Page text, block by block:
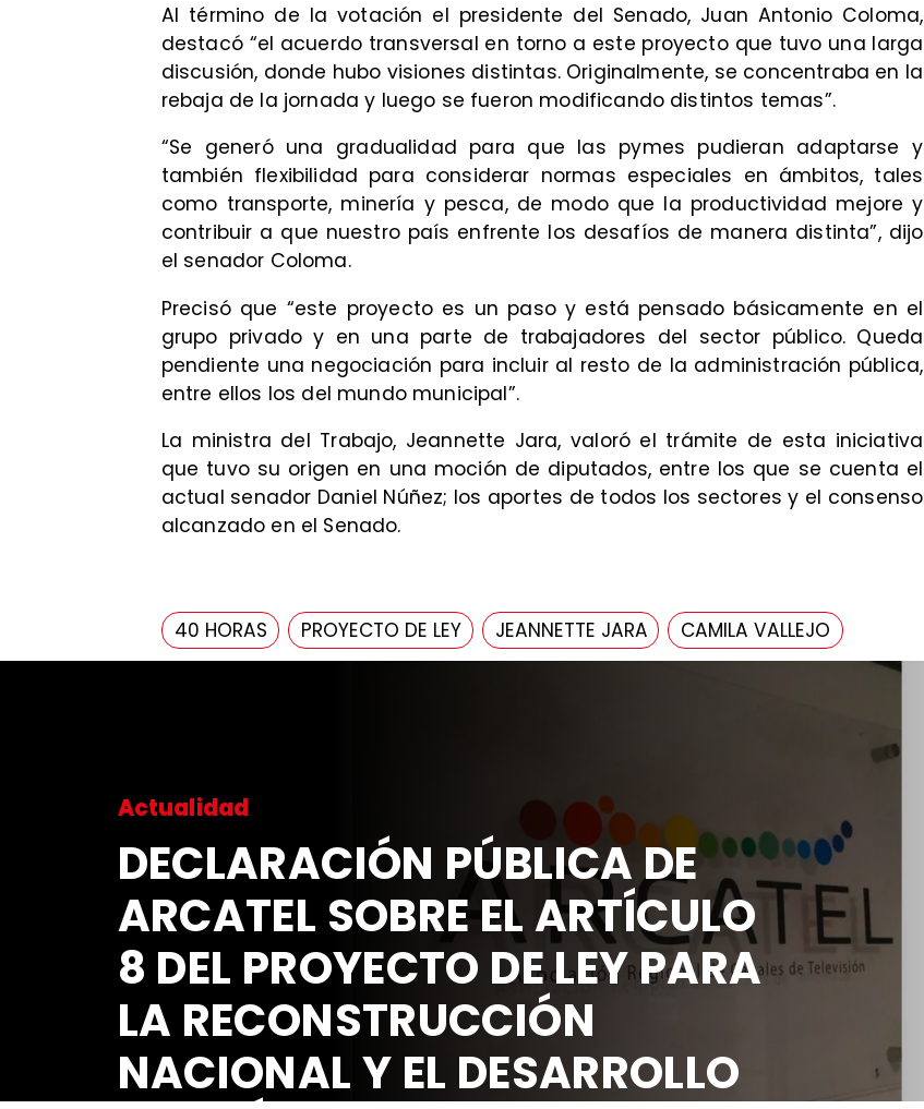
Al término de la votación el presidente del Senado, Juan Antonio Coloma,
destacó “el acuerdo transversal en torno a este proyecto que tuvo una larga
discusión, donde hubo visiones distintas. Originalmente, se concentraba en la
rebaja de la jornada y luego se fueron modificando distintos temas”.
“Se generó una gradualidad para que las pymes pudieran adaptarse y
también flexibilidad para considerar normas especiales en ámbitos, tales
como transporte, minería y pesca, de modo que la productividad mejore y
contribuir a que nuestro país enfrente los desafíos de manera distinta”, dijo
el senador Coloma.
Precisó que “este proyecto es un paso y está pensado básicamente en el
grupo privado y en una parte de trabajadores del sector público. Queda
pendiente una negociación para incluir al resto de la administración pública,
entre ellos los del mundo municipal”.
La ministra del Trabajo, Jeannette Jara, valoró el trámite de esta iniciativa
que tuvo su origen en una moción de diputados, entre los que se cuenta el
actual senador Daniel Núñez; los aportes de todos los sectores y el consenso
alcanzado en el Senado.​
40 HORAS PROYECTO DE LEY JEANNETTE JARA CAMILA VALLEJO
Actualidad
DECLARACIÓN PÚBLICA DE
ARCATEL SOBRE EL ARTÍCULO
8 DEL PROYECTO DE LEY PARA
LA RECONSTRUCCIÓN
NACIONAL Y EL DESARROLLO